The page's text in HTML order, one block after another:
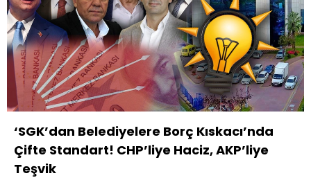
‘SGK’dan Belediyelere Borç Kıskacı’nda
Çifte Standart! CHP’liye Haciz, AKP’liye
Teşvik